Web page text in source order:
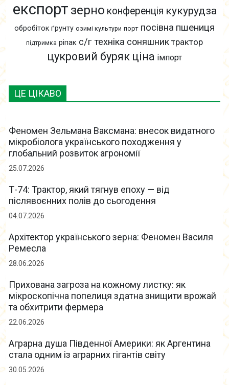
ЦЕ ЦІКАВО
Феномен Зельмана Ваксмана: внесок видатного
мікробіолога українського походження у
глобальний розвиток агрономії
25.07.2026
Т-74: Трактор, який тягнув епоху — від
післявоєнних полів до сьогодення
04.07.2026
Архітектор українського зерна: Феномен Василя
Ремесла
28.06.2026
Прихована загроза на кожному листку: як
мікроскопічна попелиця здатна знищити врожай
та обхитрити фермера
22.06.2026
Аграрна душа Південної Америки: як Аргентина
стала одним із аграрних гігантів світу
30.05.2026
експорт зерно конференція кукурудза
обробіток ґрунту озимі культури порт посівна пшениця
підтримка ріпак с/г техніка соняшник трактор
цукровий буряк ціна імпорт